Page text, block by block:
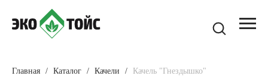
Главная Каталог Качели Качель "Гнездышко"